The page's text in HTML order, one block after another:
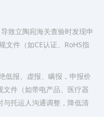
致立陶宛海关查验时发现申
文件（如CE认证、RoHS指
低报、虚报、瞒报，申报价
件（如带电产品、医疗器
托运人沟通调整，降低清